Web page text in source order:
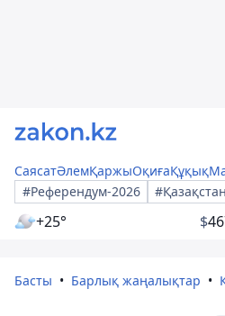
СаясатӘлемҚаржыОқиғаҚұқық
#Референдум-2026
+25° $
Басты Барлық жаңалықтар